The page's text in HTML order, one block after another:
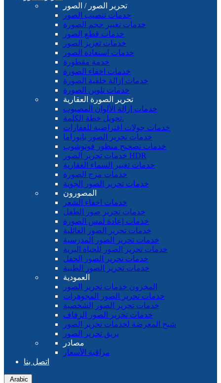
تحرير الصور / الصور
خدمات تنصيب الصور
خدمات تغيير حجم الصورة
خدمات قطع الصور
خدمات تعزيز الصور
خدمات استعادة الصور
خدمة مقطورة
خدمات اخفاء الصورة
خدمات إزالة خلفية الصورة
خدمات تلوين الصورة
تحرير الصورة العقارية
خدمات إزالة الألوان المصبوب
تحويل خطة الكلمة.
خدمات جولات افتراضية للعقارات
خدمات تحرير الصور بانوراما
خدمات تصحيح منظور فوتوشوب
خدمات تحرير الصور HDR
خدمات تغيير السماء العقارية
خدمات مزج الصورة
خدمات تحرير الصور الجوية
المصورون
خدمات اخفاء الشعر
خدمات تحرير صور الطفل
خدمات إعادة لمس الصورة
خدمات تحرير الصور العائلية
خدمات تحرير الصور المدرسية
خدمات تحرير الصور للحياة البرية
خدمات تحرير الصور الحفل
خدمات تحرير الصور الطبية
العمودية
المخزون خدمات تحرير الصور
خدمات تحرير الصور المجوهرات
خدمات تحرير الصور الشخصية
خدمات تحرير الصور الزفاف
شبح المعرضة لخدمات تحرير الصور
بريق تحرير الصور
مصادر
مراقبة الأسعار
اتصل بنا
Arabic